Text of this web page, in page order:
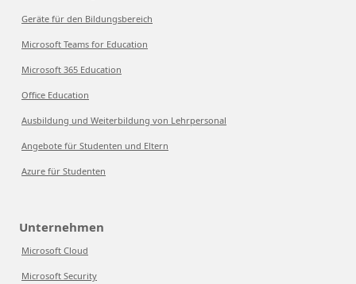
Geräte für den Bildungsbereich
Microsoft Teams for Education
Microsoft 365 Education
Office Education
Ausbildung und Weiterbildung von Lehrpersonal
Angebote für Studenten und Eltern
Azure für Studenten
Unternehmen
Microsoft Cloud
Microsoft Security